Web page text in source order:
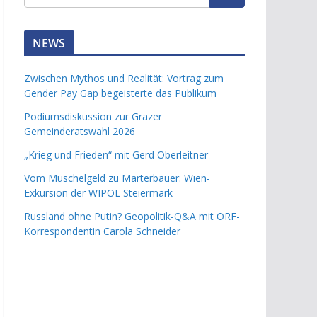
NEWS
Zwischen Mythos und Realität: Vortrag zum
Gender Pay Gap begeisterte das Publikum
Podiumsdiskussion zur Grazer
Gemeinderatswahl 2026
„Krieg und Frieden“ mit Gerd Oberleitner
Vom Muschelgeld zu Marterbauer: Wien-
Exkursion der WIPOL Steiermark
Russland ohne Putin? Geopolitik-Q&A mit ORF-
Korrespondentin Carola Schneider